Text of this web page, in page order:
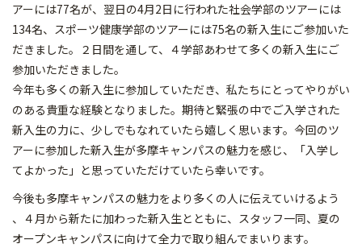
アーには77名が、翌日の4月2日に行われた社会学部のツアーには
134名、スポーツ健康学部のツアーには75名の新入生にご参加いた
だきました。２日間を通して、４学部あわせて多くの新入生にご
参加いただきました。
今年も多くの新入生に参加していただき、私たちにとってやりがい
のある貴重な経験となりました。期待と緊張の中でご入学された
新入生の力に、少しでもなれていたら嬉しく思います。今回のツ
アーに参加した新入生が多摩キャンパスの魅力を感じ、「入学し
てよかった」と思っていただけていたら幸いです。
今後も多摩キャンパスの魅力をより多くの人に伝えていけるよう
、４月から新たに加わった新入生とともに、スタッフ一同、夏の
オープンキャンパスに向けて全力で取り組んでまいります。